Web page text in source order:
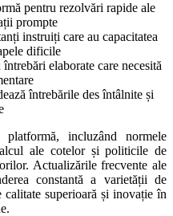
pentru rezolvări rapide ale
prompte
instruiți care au capacitatea
dificile
elaborate care necesită
întrebările des întâlnite și
platformă, incluzând normele
ale cotelor și politicile de
Actualizările frecvente ale
constantă a varietății de
calitate superioară și inovație în